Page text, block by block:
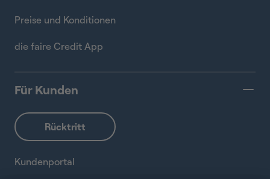
Preise und Konditionen
die faire Credit App
Für Kunden
Kundenportal